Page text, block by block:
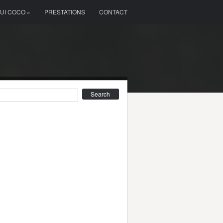
COCO » PRESTATIONS CONTACT